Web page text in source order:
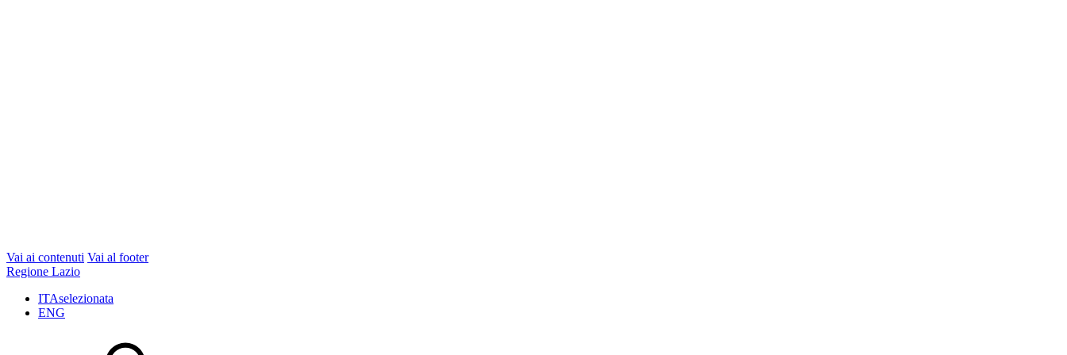
Vai ai contenuti Vai al footer
Regione Lazio
ITAselezionata
ENG